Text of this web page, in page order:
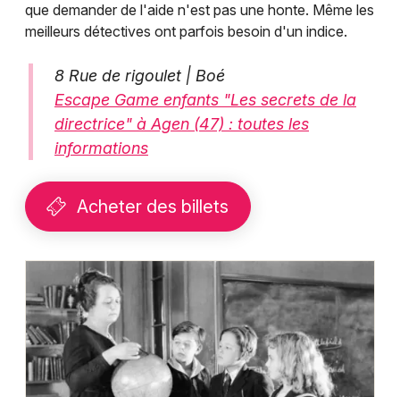
que demander de l'aide n'est pas une honte. Même les
meilleurs détectives ont parfois besoin d'un indice.
8 Rue de rigoulet | Boé
Escape Game enfants "Les secrets de la
directrice" à Agen (47) : toutes les
informations
Acheter des billets